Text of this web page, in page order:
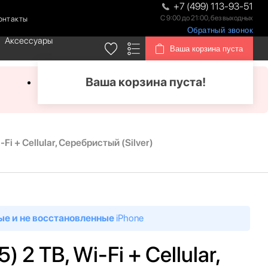
+7 (499) 113-93-51
С 9:00 до 21:00, без выходных
Обратный звонок
Аксессуары
Ваша корзина пуста
Ваша корзина пуста!
Fi + Cellular, Серебристый (Silver)
и не восстановленныеiPhone
2 TB, Wi-Fi + Cellular,